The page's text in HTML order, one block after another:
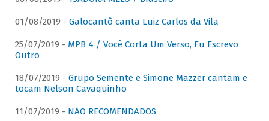
01/08/2019 - Galocantô canta Luiz Carlos da Vila
25/07/2019 - MPB 4 / Você Corta Um Verso, Eu Escrevo
Outro
18/07/2019 - Grupo Semente e Simone Mazzer cantam e
tocam Nelson Cavaquinho
11/07/2019 - NÃO RECOMENDADOS